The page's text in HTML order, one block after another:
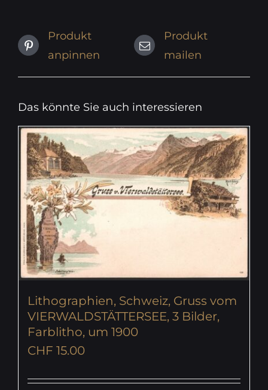
Produkt
anpinnen
Produkt
mailen
Das könnte Sie auch interessieren
Lithographien, Schweiz, Gruss vom
VIERWALDSTÄTTERSEE, 3 Bilder,
Farblitho, um 1900
CHF 15.00